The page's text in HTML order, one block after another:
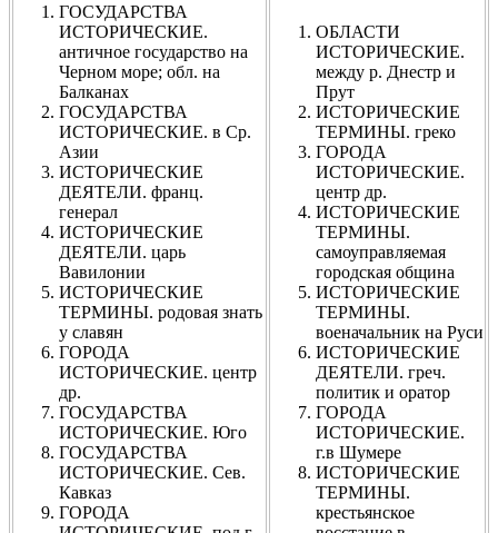
ГОСУДАРСТВА
ИСТОРИЧЕСКИЕ.
античное государство на
Черном море; обл. на
Балканах
ГОСУДАРСТВА
ИСТОРИЧЕСКИЕ. в Ср.
Азии
ИСТОРИЧЕСКИЕ
ДЕЯТЕЛИ. франц.
генерал
ИСТОРИЧЕСКИЕ
ДЕЯТЕЛИ. царь
Вавилонии
ИСТОРИЧЕСКИЕ
ТЕРМИНЫ. родовая знать
у славян
ГОРОДА
ИСТОРИЧЕСКИЕ. центр
др.
ГОСУДАРСТВА
ИСТОРИЧЕСКИЕ. Юго
ГОСУДАРСТВА
ИСТОРИЧЕСКИЕ. Сев.
Кавказ
ГОРОДА
ОБЛАСТИ
ИСТОРИЧЕСКИЕ.
между р. Днестр и
Прут
ИСТОРИЧЕСКИЕ
ТЕРМИНЫ. греко
ГОРОДА
ИСТОРИЧЕСКИЕ.
центр др.
ИСТОРИЧЕСКИЕ
ТЕРМИНЫ.
самоуправляемая
городская община
ИСТОРИЧЕСКИЕ
ТЕРМИНЫ.
военачальник на Руси
ИСТОРИЧЕСКИЕ
ДЕЯТЕЛИ. греч.
политик и оратор
ГОРОДА
ИСТОРИЧЕСКИЕ.
г.в Шумере
ИСТОРИЧЕСКИЕ
ТЕРМИНЫ.
крестьянское